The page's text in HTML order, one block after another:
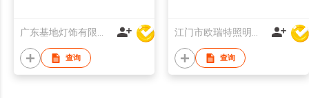
查询 查询